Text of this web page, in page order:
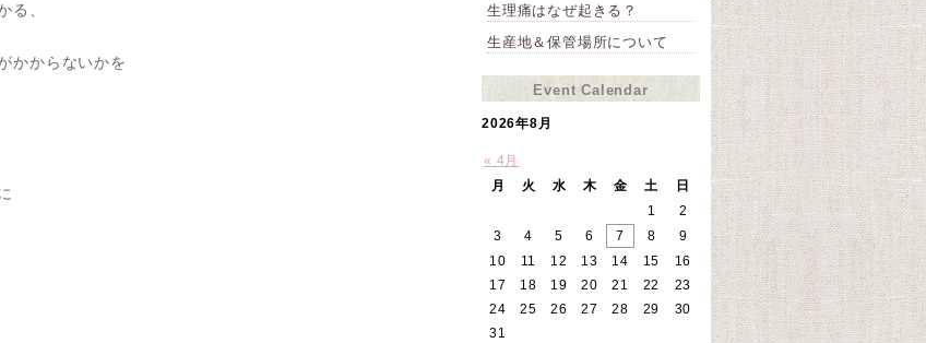
る、
かからないかを
生理痛はなぜ起きる？
生産地＆保管場所について
Event Calendar
2026年8月
« 4月
月
火 水 木 金 土
日
1
2
3
4 5 6 7 8
9
10
11 12 13 14 15
16
17
18 19 20 21 22
23
24
25 26 27 28 29
30
31